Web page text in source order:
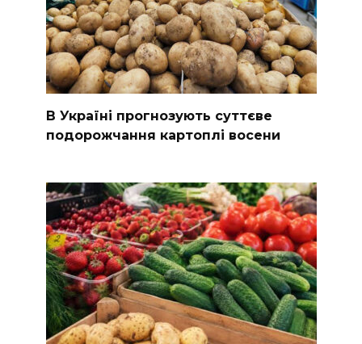
В Україні прогнозують суттєве
подорожчання картоплі восени